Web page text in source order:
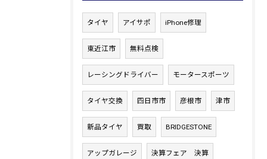
タイヤ アイサポ iPhone修理
東近江市 無料点検
レーシングドライバー モータースポーツ
タイヤ交換 四日市市 彦根市 津市
新品タイヤ 買取 BRIDGESTONE
アップガレージ 決算フェア 決算